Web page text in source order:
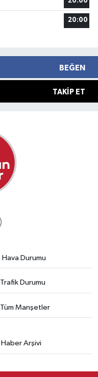
20:00
BEĞEN
TAKIP ET
Hava Durumu
Trafik Durumu
Tüm Manşetler
Haber Arşivi